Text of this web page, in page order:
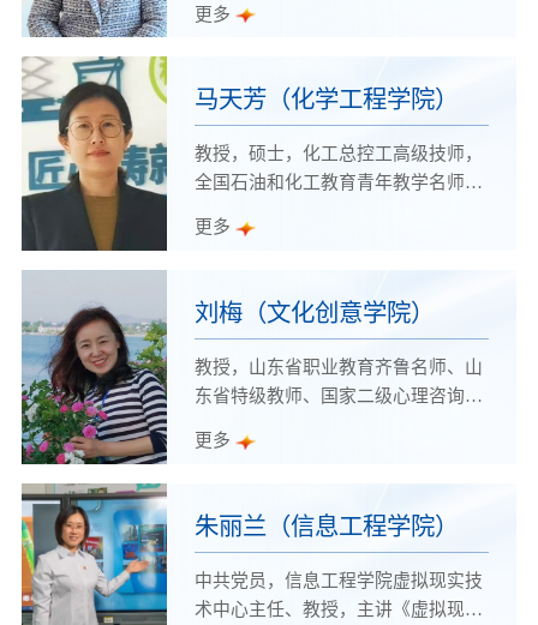
机。”师爱，是教育的前提，这种爱
育教学的点点滴滴中。
更多
马天芳（化学工程学院）
教授，硕士，化工总控工高级技师，
全国石油和化工教育青年教学名师，
保类专业委员会委员，山东省化学化
产党员。
更多
刘梅（文化创意学院）
教授，山东省职业教育齐鲁名师、山
东省特级教师、国家二级心理咨询
负责人，山东省家庭教育宣讲团专
更多
朱丽兰（信息工程学院）
中共党员，信息工程学院虚拟现实技
术中心主任、教授，主讲《虚拟现实